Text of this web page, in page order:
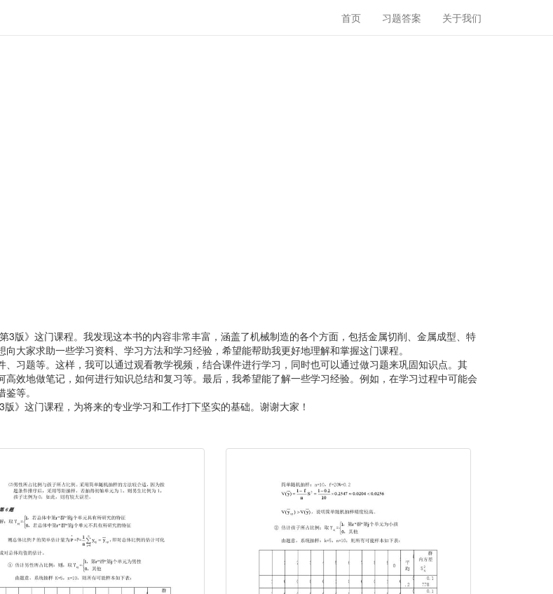
首页 习题答案 关于我们
版》这门课程。我发现这本书的内容非常丰富，涵盖了机械制造的各个方面，包括金属切削、金属成型、特
大家求助一些学习资料、学习方法和学习经验，希望能帮助我更好地理解和掌握这门课程。
习题等。这样，我可以通过观看教学视频，结合课件进行学习，同时也可以通过做习题来巩固知识点。其
效地做笔记，如何进行知识总结和复习等。最后，我希望能了解一些学习经验。例如，在学习过程中可能会
等。
》这门课程，为将来的专业学习和工作打下坚实的基础。谢谢大家！